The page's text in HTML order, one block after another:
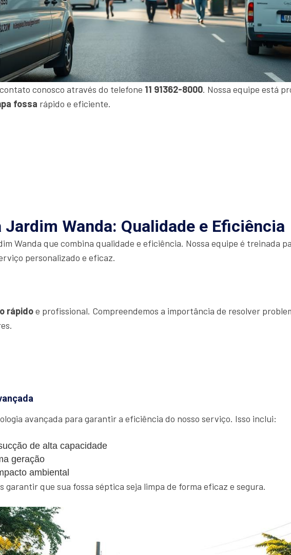
conosco através do telefone 11 91362-8000. Nossa equipe está
fossa rápido e eficiente.
Wanda: Qualidade e Eficiência
Wanda que combina qualidade e eficiência. Nossa equipe é treinada
personalizado e eficaz.
rápidoe profissional. Compreendemos a importância de resolver
avançada para garantir a eficiência do nosso serviço. Isso inclui:
de alta capacidade
geração
ambiental
garantir que sua fossa séptica seja limpa de forma eficaz e segura.